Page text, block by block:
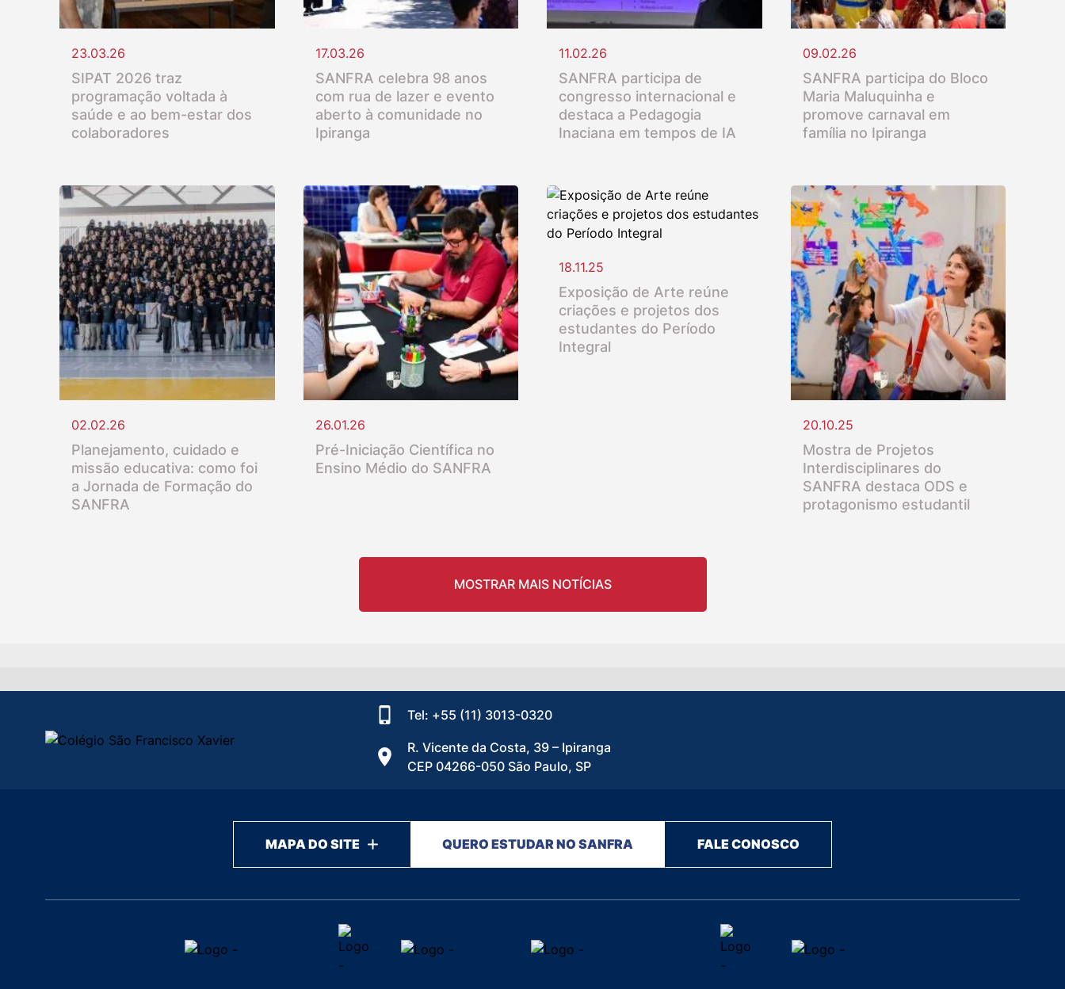
23.03.26
SIPAT 2026 traz
programação voltada à
saúde e ao bem-estar dos
colaboradores
17.03.26
SANFRA celebra 98 anos
com rua de lazer e evento
aberto à comunidade no
Ipiranga
11.02.26
SANFRA participa de
congresso internacional e
destaca a Pedagogia
Inaciana em tempos de IA
09.02.26
SANFRA participa do Bloco
Maria Maluquinha e
promove carnaval em
família no Ipiranga
02.02.26
Planejamento, cuidado e
missão educativa: como foi
a Jornada de Formação do
SANFRA
26.01.26
Pré-Iniciação Científica no
Ensino Médio do SANFRA
18.11.25
Exposição de Arte reúne
criações e projetos dos
estudantes do Período
Integral
20.10.25
Mostra de Projetos
Interdisciplinares do
SANFRA destaca ODS e
protagonismo estudantil
MOSTRAR MAIS NOTÍCIAS
Tel: +55 (11) 3013-0320
R. Vicente da Costa, 39 – Ipiranga
CEP 04266-050 São Paulo, SP
MAPA DO SITE QUERO ESTUDAR NO SANFRA FALE CONOSCO